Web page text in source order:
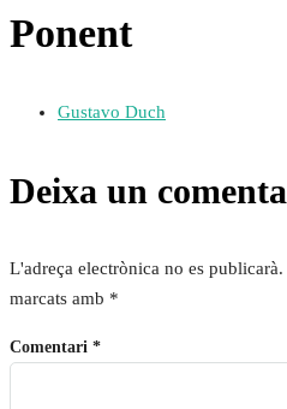
Ponent
Gustavo Duch
Deixa un
L'adreça electrònica no es publicarà.
marcats amb *
Comentari *